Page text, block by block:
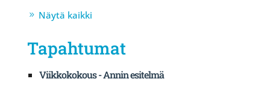
Näytä kaikki
Tapahtumat
Viikkokokous - Annin esitelmä